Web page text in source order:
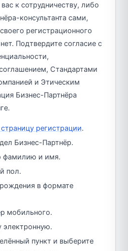
к сотрудничеству, либо
консультанта сами,
регистрационного
Подтвердите согласие с
Стандартами
и Этическим
Бизнес-Партнёра
страницу регистрации.
Бизнес-Партнёр.
фамилию и имя.
пол.
в формате
мобильного.
электронную.
пункт и выберите